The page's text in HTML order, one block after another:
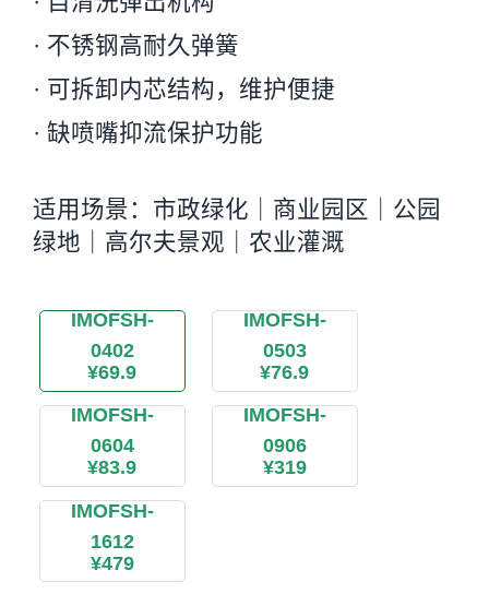
· 不锈钢高耐久弹簧
· 可拆卸内芯结构，维护便捷
· 缺喷嘴抑流保护功能
适用场景：市政绿化｜商业园区｜公园
绿地｜高尔夫景观｜农业灌溉
IMOFSH-
0402
¥69.9
IMOFSH-
0503
¥76.9
IMOFSH-
0604
¥83.9
IMOFSH-
0906
¥319
IMOFSH-
1612
¥479